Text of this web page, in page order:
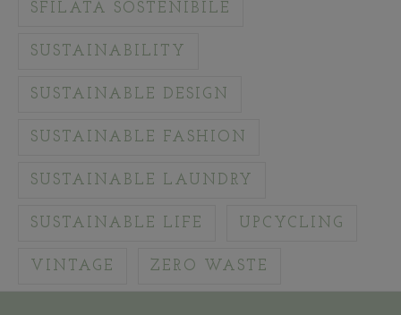
SFILATA SOSTENIBILE
SUSTAINABILITY
SUSTAINABLE DESIGN
SUSTAINABLE FASHION
SUSTAINABLE LAUNDRY
SUSTAINABLE LIFE UPCYCLING
VINTAGE ZERO WASTE